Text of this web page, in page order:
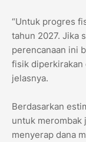
​“Untuk progres
tahun 2027. Jika
perencanaan ini
fisik diperkirakan
jelasnya.
​Berdasarkan
untuk merombak
menyerap dana